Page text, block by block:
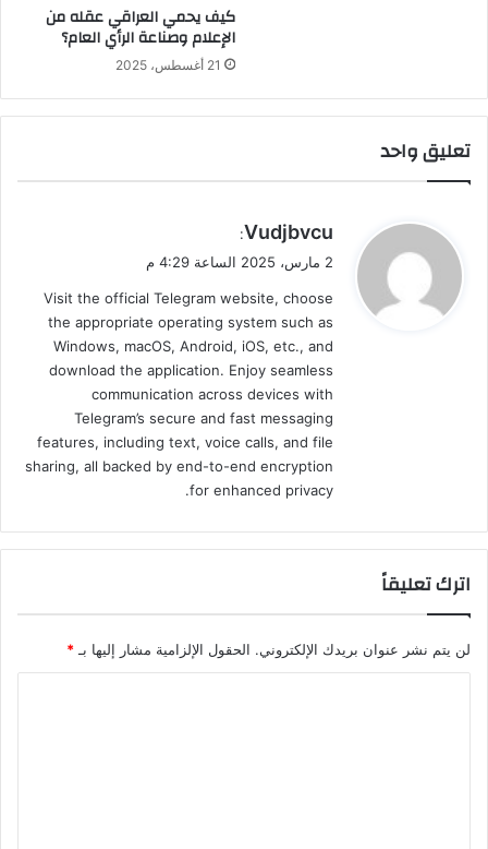
كيف يحمي العراقي عقله من
الإعلام وصناعة الرأي العام؟
21 أغسطس، 2025
تعليق واحد
ي
ل
Vudjbvcu
:
2 مارس، 2025 الساعة 4:29 م
Visit the official Telegram website, choose
the appropriate operating system such as
Windows, macOS, Android, iOS, etc., and
download the application. Enjoy seamless
communication across devices with
Telegram’s secure and fast messaging
features, including text, voice calls, and file
sharing, all backed by end-to-end encryption
for enhanced privacy.
اترك تعليقاً
لن يتم نشر عنوان بريدك الإلكتروني. الحقول الإلزامية مشار إليها بـ *